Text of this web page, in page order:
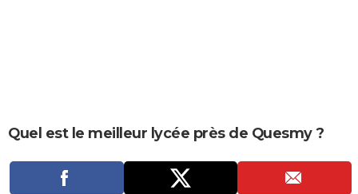
CARTE DE VOEUX
Carte de Noël
Carte Bonne année
Carte Saint-Valentin
Carte Pâques
Carte d'anniversaire
DICTIONNAIRE
Quel est le meilleur lycée près de Quesmy ?